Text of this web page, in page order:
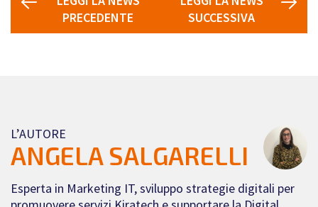
PRECEDENTE
SUCCESSIVA
L’AUTORE
ANGELA SALGARELLI
Esperta in Marketing IT, sviluppo strategie digitali per